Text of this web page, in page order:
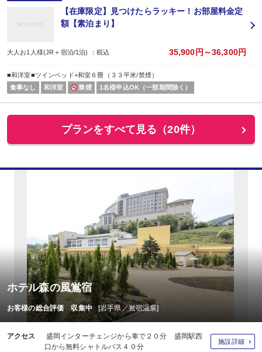
【在庫限定】見つけたらラッキー！お部屋料金定
額【素泊まり】
大人お1人様(JR＋宿泊/1泊) ：税込 35,900円～36,300円
■和洋室■ツインベッド+和室６畳（３３平米/禁煙）
食事なし
和洋室 禁煙 1名様申込OK（一部期間除く）
プランをすべて見る（20件）
ホテル森の風鴬宿
お客様の総合評価 収集中 [岩手県／鴬宿温泉]
アクセス
盛岡インターチェンジから車で２０分 盛岡駅西
口から無料シャトルバス４０分
施設詳細